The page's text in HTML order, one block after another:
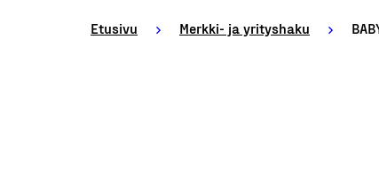
Etusivu Merkki- ja yrityshaku